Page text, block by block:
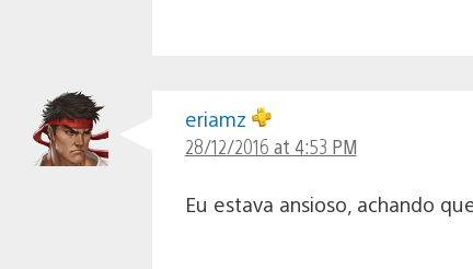
eriamz
28/12/2016 at 4:53 PM
Eu estava ansioso, achando